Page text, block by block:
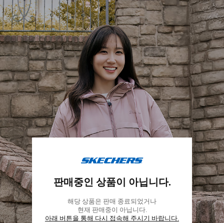
스
쳐
코
리
판매중인 상품이 아닙니다.
해당 상품은 판매 종료되었거나
현재 판매중이 아닙니다.
아래 버튼을 통해 다시 접속해 주시기 바랍니다.